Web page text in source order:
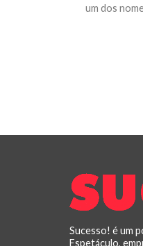
um dos
Sucesso! é um
Espetáculo,